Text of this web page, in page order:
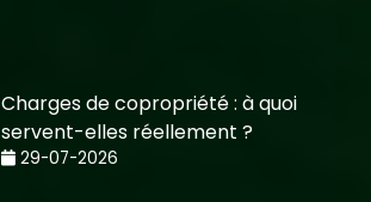
Charges de copropriété : à quoi
servent-elles réellement ?
29-07-2026